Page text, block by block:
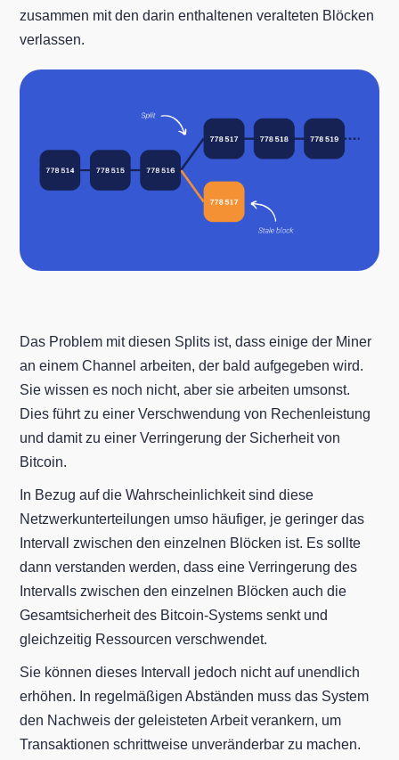
zusammen mit den darin enthaltenen veralteten Blöcken
verlassen.
Das Problem mit diesen Splits ist, dass einige der Miner
an einem Channel arbeiten, der bald aufgegeben wird.
Sie wissen es noch nicht, aber sie arbeiten umsonst.
Dies führt zu einer Verschwendung von Rechenleistung
und damit zu einer Verringerung der Sicherheit von
Bitcoin.
In Bezug auf die Wahrscheinlichkeit sind diese
Netzwerkunterteilungen umso häufiger, je geringer das
Intervall zwischen den einzelnen Blöcken ist. Es sollte
dann verstanden werden, dass eine Verringerung des
Intervalls zwischen den einzelnen Blöcken auch die
Gesamtsicherheit des Bitcoin-Systems senkt und
gleichzeitig Ressourcen verschwendet.
Sie können dieses Intervall jedoch nicht auf unendlich
erhöhen. In regelmäßigen Abständen muss das System
den Nachweis der geleisteten Arbeit verankern, um
Transaktionen schrittweise unveränderbar zu machen.